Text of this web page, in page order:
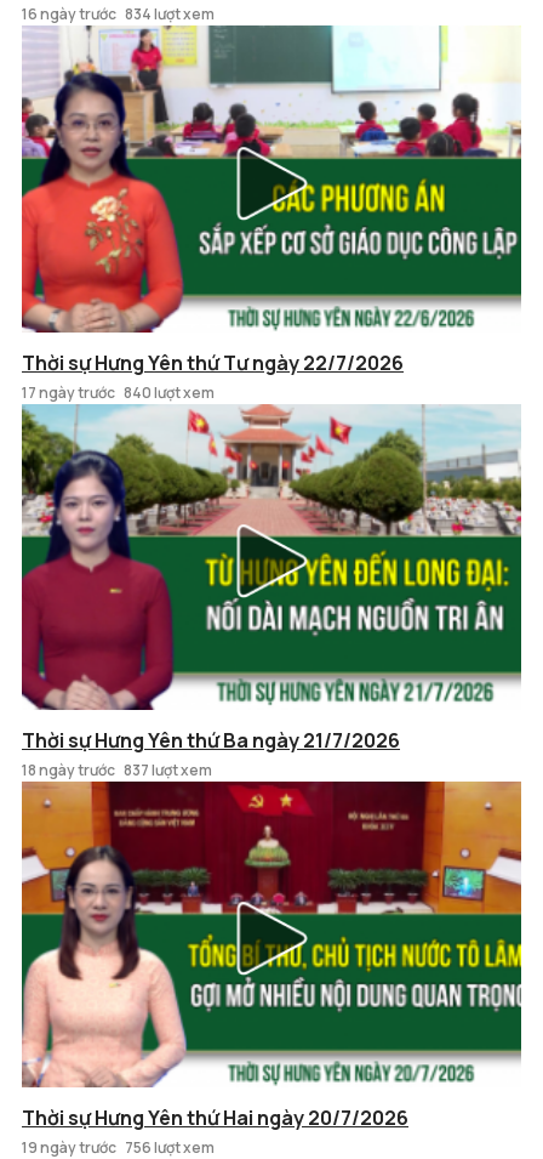
16 ngày trước 834 lượt xem
Thời sự Hưng Yên thứ Tư ngày 22/7/2026
17 ngày trước 840 lượt xem
Thời sự Hưng Yên thứ Ba ngày 21/7/2026
18 ngày trước 837 lượt xem
Thời sự Hưng Yên thứ Hai ngày 20/7/2026
19 ngày trước 756 lượt xem